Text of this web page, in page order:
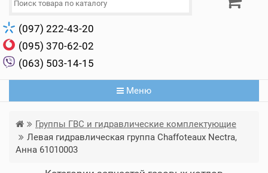
(097) 222-43-20
(095) 370-62-02
(063) 503-14-15
Меню
Группы ГВС и гидравлические комплектующие
Левая гидравлическая группа Chaffoteaux Nectra,
Анна 61010003